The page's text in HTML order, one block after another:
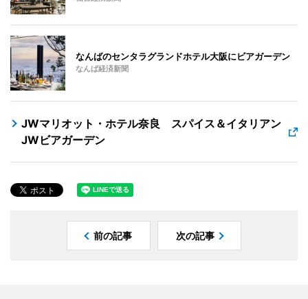
なんばのセンタラグランドホテル大阪にビアガーデン
なんば経済新聞
JWマリオット・ホテル奈良 スパイス＆イタリアン
JWビアガーデン
前の記事 次の記事